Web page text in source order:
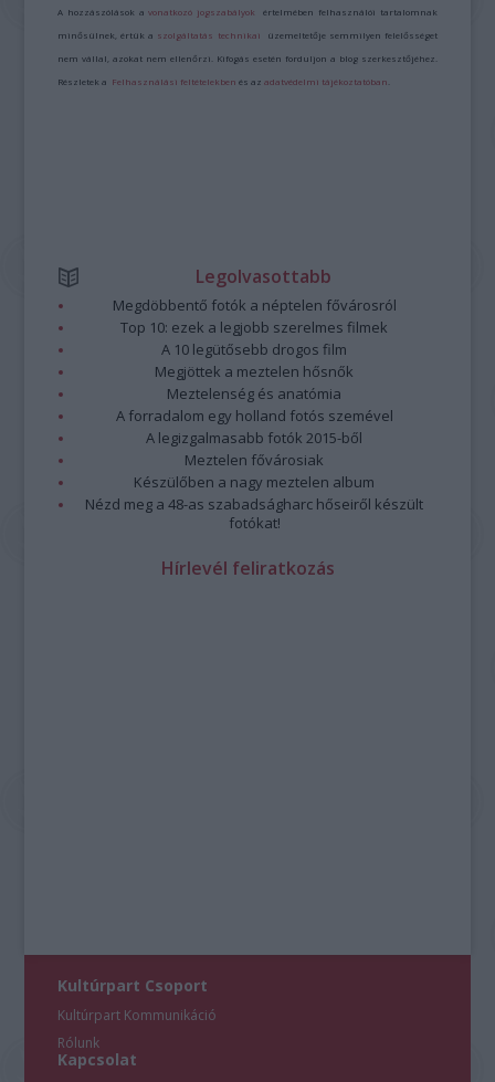
A hozzászólások avonatkozó jogszabályok értelmében felhasználói tartalomnak
minősülnek, értük a szolgáltatás technikai üzemeltetője semmilyen felelősséget
nem vállal, azokat nem ellenőrzi. Kifogás esetén forduljon a blog szerkesztőjéhez.
Részletek a Felhasználási feltételekben és azadatvédelmi tájékoztatóban
Legolvasottabb
Megdöbbentő fotók a néptelen fővárosról
Top 10: ezek a legjobb szerelmes filmek
A 10 legütősebb drogos film
Megjöttek a meztelen hősnők
Meztelenség és anatómia
A forradalom egy holland fotós szemével
A legizgalmasabb fotók 2015-ből
Meztelen fővárosiak
Készülőben a nagy meztelen album
Nézd meg a 48-as szabadságharc hőseiről készült
fotókat!
Hírlevél feliratkozás
Kultúrpart Csoport
Kultúrpart Kommunikáció
Rólunk
Kapcsolat